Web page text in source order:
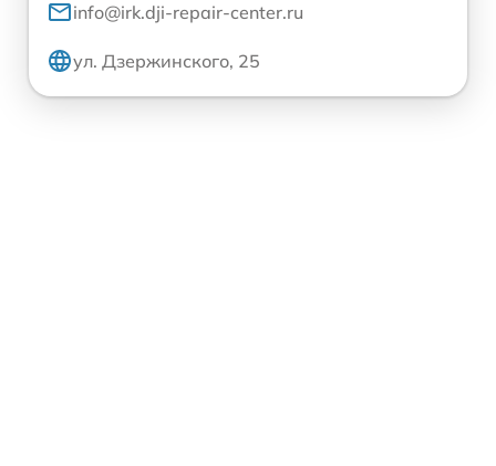
info@irk.dji-repair-center.ru
ул. Дзержинского, 25